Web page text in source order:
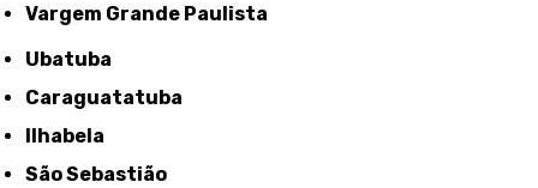
Vargem Grande Paulista
Ubatuba
Caraguatatuba
Ilhabela
São Sebastião